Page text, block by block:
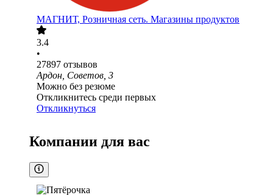
МАГНИТ, Розничная сеть. Магазины продуктов
3.4
•
27897 отзывов
Ардон, Советов, 3
Можно без резюме
Откликнитесь среди первых
Откликнуться
Компании для вас